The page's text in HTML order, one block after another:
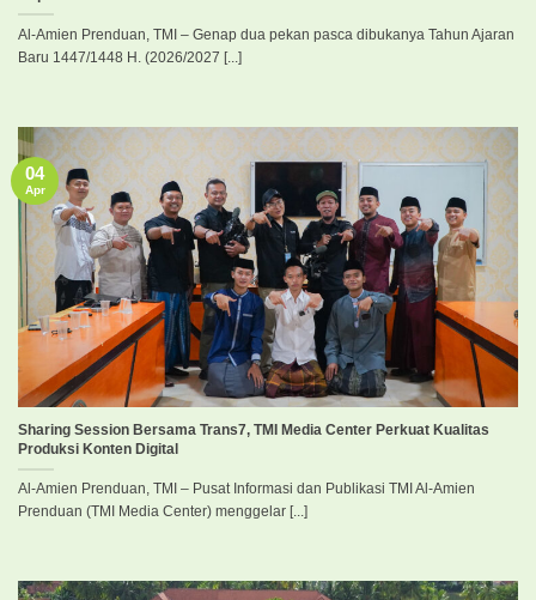
Al-Amien Prenduan, TMI – Genap dua pekan pasca dibukanya Tahun Ajaran
Baru 1447/1448 H. (2026/2027 [...]
Sharing Session Bersama Trans7, TMI Media Center Perkuat Kualitas
Produksi Konten Digital
Al-Amien Prenduan, TMI – Pusat Informasi dan Publikasi TMI Al-Amien
Prenduan (TMI Media Center) menggelar [...]
04
Apr